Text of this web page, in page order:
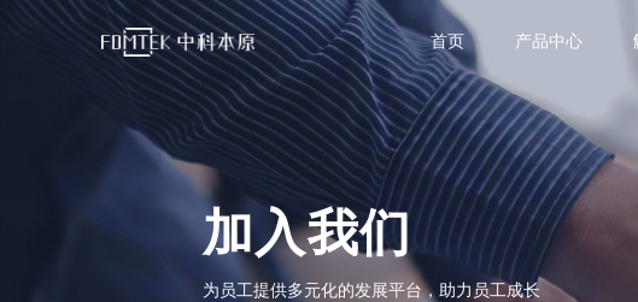
首页 产品中心
加入我们
为员工提供多元化的发展平台，助力员工成长